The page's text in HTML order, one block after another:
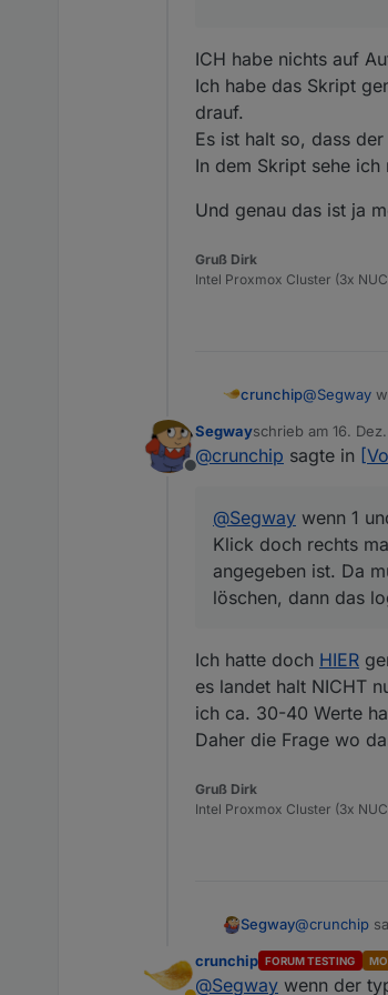
ICH habe nichts auf
Ich habe das Skript
drauf.
Es ist halt so, dass
In dem Skript sehe
Und genau das ist ja
Gruß Dirk
Intel Proxmox Cluster (3x
crunchip@Segway
muss
(Number)
Offline
Segwayschrieb am 16.
zuletzt editiert von
@crunchip sagte in
@Segway wenn 1
Klick doch rechts
angegeben ist. Da
löschen, dann das
Ich hatte doch HIER
es landet halt NICHT
ich ca. 30-40 Werte
Daher die Frage wo
Gruß Dirk
Intel Proxmox Cluster (3x
Segway@crunchip
@ Segway
crunchip FORUM TESTING
@Segway wenn der